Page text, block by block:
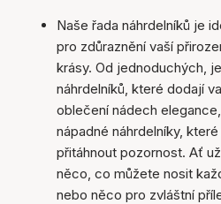
Naše řada náhrdelníků je
pro zdůraznění vaší
krásy. Od jednoduchých,
náhrdelníků, které dodají
oblečení nádech
nápadné náhrdelníky,
přitáhnout pozornost. Ať
něco, co můžete nosit
nebo něco pro zvláštní